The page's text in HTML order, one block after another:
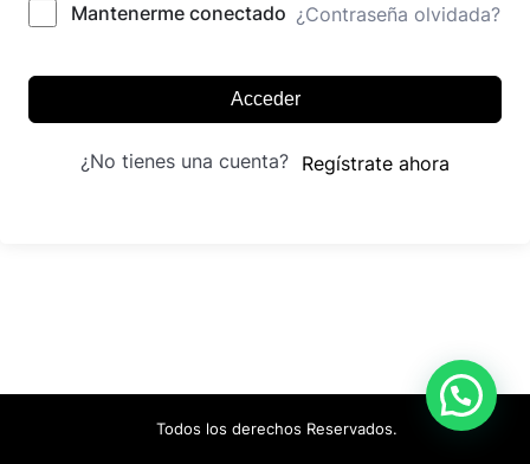
Mantenerme conectado ¿Contraseña olvidada?
Acceder
¿No tienes una cuenta? Regístrate ahora
Todos los derechos Reservados.